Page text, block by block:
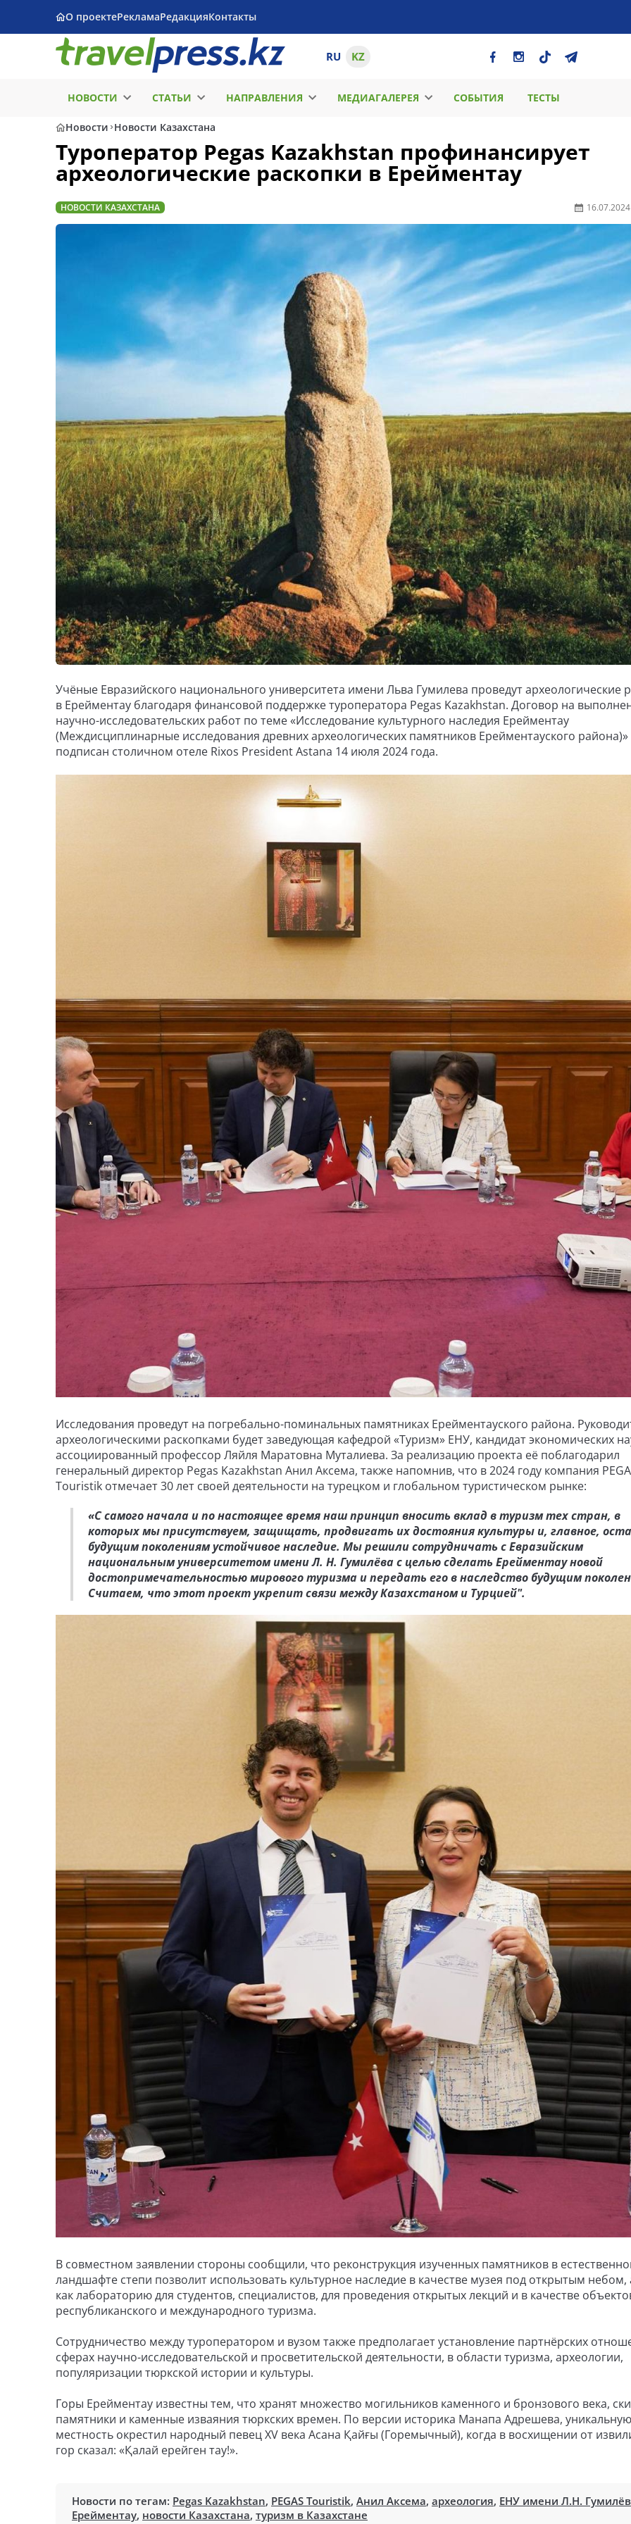
О проектеРекламаРедакцияКонтакты
RU KZ
НОВОСТИ СТАТЬИ НАПРАВЛЕНИЯ МЕДИАГАЛЕРЕЯ СОБЫТИЯ ТЕСТЫ
Новости Новости Казахстана
Туроператор Pegas Kazakhstan профинансирует
археологические раскопки в Ерейментау
НОВОСТИ КАЗАХСТАНА 16.07.2024
Учёные Евразийского национального университета имени Льва Гумилева проведут археологические
в Ерейментау благодаря финансовой поддержке туроператора Pegas Kazakhstan. Договор на
научно-исследовательских работ по теме «Исследование культурного наследия Ерейментау
(Междисциплинарные исследования древних археологических памятников Ерейментауского
подписан столичном отеле Rixos President Astana 14 июля 2024 года.
Исследования проведут на погребально-поминальных памятниках Ерейментауского района.
археологическими раскопками будет заведующая кафедрой «Туризм» ЕНУ, кандидат экономических
ассоциированный профессор Ляйля Маратовна Муталиева. За реализацию проекта её поблагодарил
генеральный директор Pegas Kazakhstan Анил Аксема, также напомнив, что в 2024 году компания
Touristik отмечает 30 лет своей деятельности на турецком и глобальном туристическом рынке:
«С самого начала и по настоящее время наш принцип вносить вклад в туризм тех стран, в
которых мы присутствуем, защищать, продвигать их достояния культуры и, главное,
будущим поколениям устойчивое наследие. Мы решили сотрудничать с Евразийским
национальным университетом имени Л. Н. Гумилёва с целью сделать Ерейментау новой
достопримечательностью мирового туризма и передать его в наследство будущим
Считаем, что этот проект укрепит связи между Казахстаном и Турцией".
В совместном заявлении стороны сообщили, что реконструкция изученных памятников в
ландшафте степи позволит использовать культурное наследие в качестве музея под открытым небом,
как лабораторию для студентов, специалистов, для проведения открытых лекций и в качестве
республиканского и международного туризма.
Сотрудничество между туроператором и вузом также предполагает установление партнёрских
сферах научно-исследовательской и просветительской деятельности, в области туризма, археологии,
популяризации тюркской истории и культуры.
Горы Ерейментау известны тем, что хранят множество могильников каменного и бронзового века,
памятники и каменные изваяния тюркских времен. По версии историка Манапа Адрешева, уникальную
местность окрестил народный певец XV века Асана Қайғы (Горемычный), когда в восхищении от
гор сказал: «Қалай ерейген тау!».
Новости по тегам: Pegas Kazakhstan, PEGAS Touristik, Анил Аксема, археология, ЕНУ имени Л.Н.
Ерейментау, новости Казахстана, туризм в Казахстане